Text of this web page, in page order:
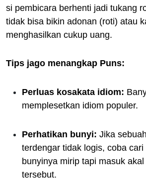
si pembicara berhenti jadi tukang
tidak bisa bikin adonan (roti) atau
menghasilkan cukup uang.
Tips jago menangkap Puns:
Perluas kosakata idiom:
memplesetkan idiom populer.
Perhatikan bunyi: Jika
terdengar tidak logis, coba
bunyinya mirip tapi masuk
tersebut.